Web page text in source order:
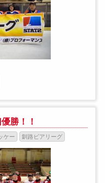
勝！！
ケー 釧路ビアリーグ